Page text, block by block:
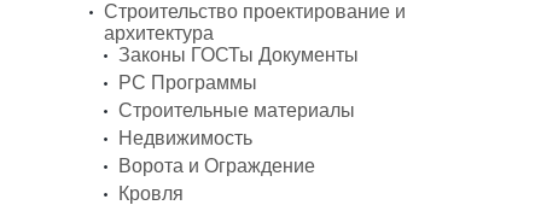
Строительство проектирование и
архитектура
Законы ГОСТы Документы
PC Программы
Строительные материалы
Недвижимость
Ворота и Ограждение
Кровля